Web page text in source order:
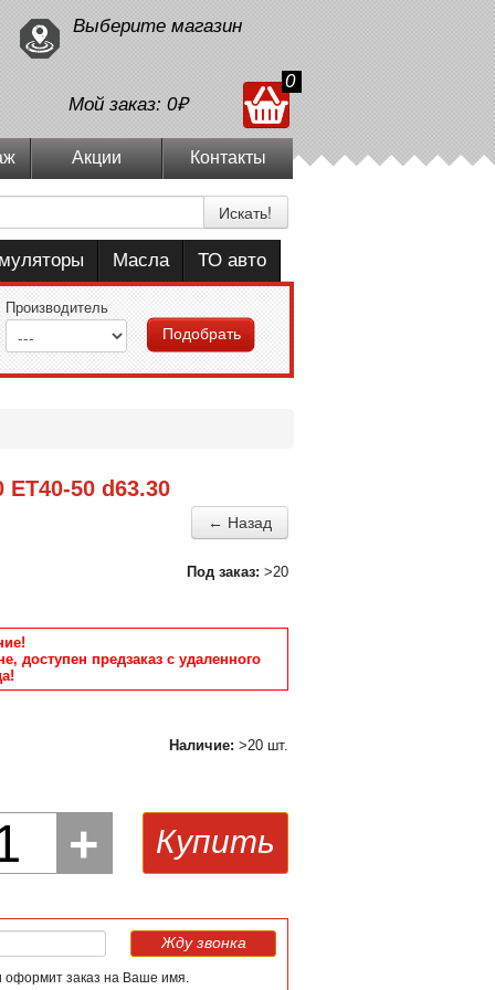
Выберите магазин
Мой заказ: 0₽
0
Акции Контакты
Искать!
Масла ТО авто
Производитель
Подобрать
50 d63.30
← Назад
Под заказ: >20
доступен предзаказ с удаленного
Наличие: >20 шт.
+ Купить
Жду звонка
оформит заказ на Ваше имя.